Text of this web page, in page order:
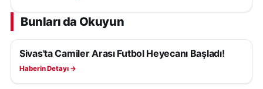
Bunları da Okuyun
SPOR
Sivas'ta Camiler Arası Futbol Heyecanı Başladı!
Haberin Detayı →